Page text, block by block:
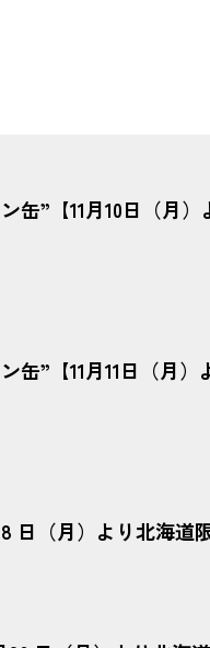
”【11月10日（月
”【11月11日（月）
日（月）より北海道